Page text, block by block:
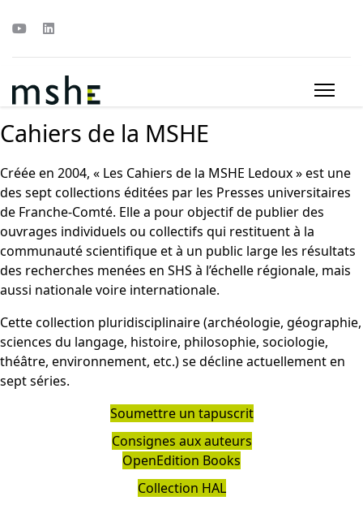
Cahiers de la MSHE
Créée en 2004, « Les Cahiers de la MSHE Ledoux » est une
des sept collections éditées par les Presses universitaires
de Franche-Comté. Elle a pour objectif de publier des
ouvrages individuels ou collectifs qui restituent à la
communauté scientifique et à un public large les résultats
des recherches menées en SHS à l’échelle régionale, mais
aussi nationale voire internationale.
Cette collection pluridisciplinaire (archéologie, géographie,
sciences du langage, histoire, philosophie, sociologie,
théâtre, environnement, etc.) se décline actuellement en
sept séries.
Soumettre un tapuscrit
Consignes aux auteurs
OpenEdition Books
Collection HAL